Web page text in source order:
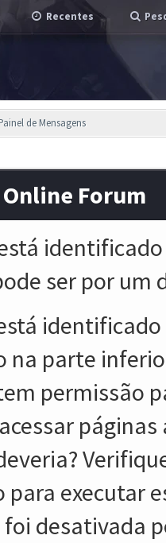
Recentes
de Mensagens
Online Forum
ser por um
na parte
permissão
para executar
foi desativada